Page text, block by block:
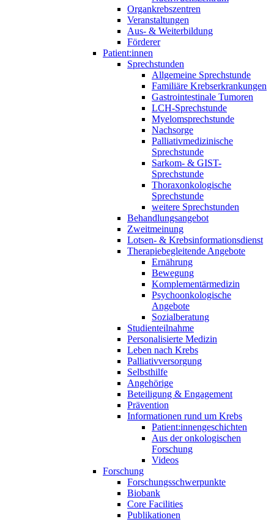
Organkrebszentren
Veranstaltungen
Aus- & Weiterbildung
Förderer
Patient:innen
Sprechstunden
Allgemeine Sprechstunde
Familiäre Krebserkrankungen
Gastrointestinale Tumoren
LCH-Sprechstunde
Myelomsprechstunde
Nachsorge
Palliativmedizinische
Sprechstunde
Sarkom- & GIST-
Sprechstunde
Thoraxonkologische
Sprechstunde
weitere Sprechstunden
Behandlungsangebot
Zweitmeinung
Lotsen- & Krebsinformationsdienst
Therapiebegleitende Angebote
Ernährung
Bewegung
Komplementärmedizin
Psychoonkologische
Angebote
Sozialberatung
Studienteilnahme
Personalisierte Medizin
Leben nach Krebs
Palliativversorgung
Selbsthilfe
Angehörige
Beteiligung & Engagement
Prävention
Informationen rund um Krebs
Patient:innengeschichten
Aus der onkologischen
Forschung
Videos
Forschung
Forschungsschwerpunkte
Biobank
Core Facilities
Publikationen